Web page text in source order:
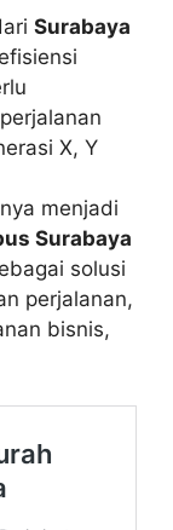
Surabaya
X, Y
menjadi
Surabaya
solusi
perjalanan,
bisnis,